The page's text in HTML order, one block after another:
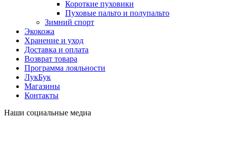
Короткие пуховики
Пуховые пальто и полупальто
Зимний спорт
Экокожа
Хранение и уход
Доставка и оплата
Возврат товара
Программа лояльности
ЛукБук
Магазины
Контакты
Наши социальные медиа